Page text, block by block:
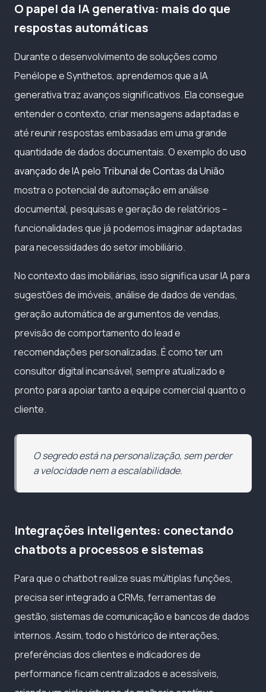
O papel da IA generativa: mais do que
respostas automáticas
Durante o desenvolvimento de soluções como
Penélope e Synthetos, aprendemos que a IA
generativa traz avanços significativos. Ela consegue
entender o contexto, criar mensagens adaptadas e
até reunir respostas embasadas em uma grande
quantidade de dados documentais. O exemplo douso
avançado de IA pelo Tribunal de Contas da União
mostra o potencial de automação em análise
documental, pesquisas e geração de relatórios –
funcionalidades que já podemos imaginar adaptadas
para necessidades do setor imobiliário.
No contexto das imobiliárias, isso significa usar IA para
sugestões de imóveis, análise de dados de vendas,
geração automática de argumentos de vendas,
previsão de comportamento do lead e
recomendações personalizadas. É como ter um
consultor digital incansável, sempre atualizado e
pronto para apoiar tanto a equipe comercial quanto o
cliente.
O segredo está na personalização, sem perder
a velocidade nem a escalabilidade.
Integrações inteligentes: conectando
chatbots a processos e sistemas
Para que o chatbot realize suas múltiplas funções,
precisa ser integrado a CRMs, ferramentas de
gestão, sistemas de comunicação e bancos de dados
internos. Assim, todo o histórico de interações,
preferências dos clientes e indicadores de
performance ficam centralizados e acessíveis,